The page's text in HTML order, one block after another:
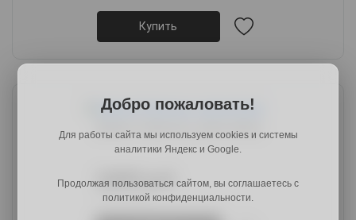
Купить
Диван Лоренцо, крем (мех)
24889 руб.
29867 руб.
Добро пожаловать!
Для работы сайта мы используем cookies и системы
аналитики Яндекс и Google.
Продолжая пользоваться сайтом, вы соглашаетесь с
политикой конфиденциальности.